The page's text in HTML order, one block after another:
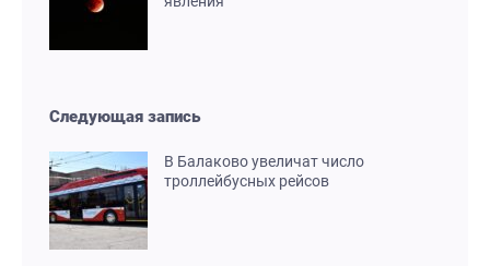
Следующая запись
В Балаково увеличат число
троллейбусных рейсов